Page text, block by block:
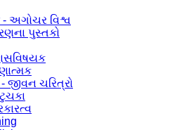
- અગોચર વિશ્વ
પુસ્તકો
જીવન ચરિત્રો